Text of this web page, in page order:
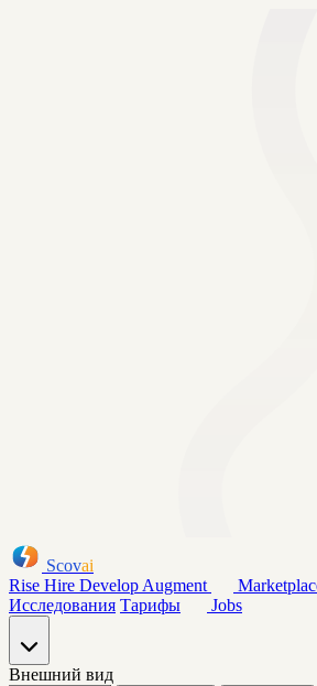
Scovai
Rise Hire Develop Augment
Исследования Тарифы Jobs
Внешний вид